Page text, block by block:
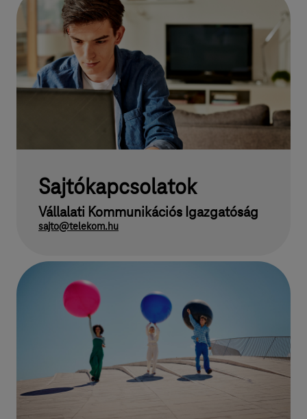
Sajtókapcsolatok
Vállalati Kommunikációs Igazgatóság
sajto@telekom.hu